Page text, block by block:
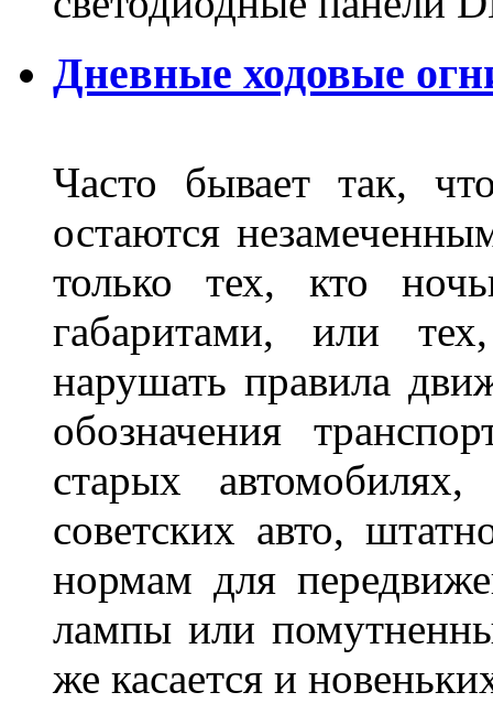
Дневные ходовые
Часто бывает так,
остаются
только тех, кто
габаритами, или
нарушать правила
обозначения
старых
советских авто,
нормам для
лампы или
же касается и